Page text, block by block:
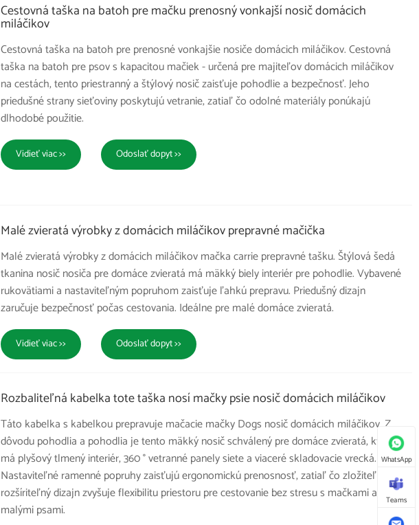
Cestovná taška na batoh pre mačku prenosný vonkajší nosič domácich
miláčikov
Cestovná taška na batoh pre prenosné vonkajšie nosiče domácich miláčikov. Cestovná
taška na batoh pre psov s kapacitou mačiek - určená pre majiteľov domácich miláčikov
na cestách, tento priestranný a štýlový nosič zaisťuje pohodlie a bezpečnosť. Jeho
priedušné strany sieťoviny poskytujú vetranie, zatiaľ čo odolné materiály ponúkajú
dlhodobé použitie.
Vidieť viac >> Odoslať dopyt >>
Malé zvieratá výrobky z domácich miláčikov prepravné mačička
Malé zvieratá výrobky z domácich miláčikov mačka carrie prepravné tašku. Štýlová šedá
tkanina nosič nosiča pre domáce zvieratá má mäkký biely interiér pre pohodlie. Vybavené
rukovätiami a nastaviteľným popruhom zaisťuje ľahkú prepravu. Priedušný dizajn
zaručuje bezpečnosť počas cestovania. Ideálne pre malé domáce zvieratá.
Vidieť viac >> Odoslať dopyt >>
Rozbaliteľná kabelka tote taška nosí mačky psie nosič domácich miláčikov
Táto kabelka s kabelkou prepravuje mačacie mačky Dogs nosič domácich miláčikov. Z
dôvodu pohodlia a pohodlia je tento mäkký nosič schválený pre domáce zvieratá, ktorý
má plyšový tlmený interiér, 360 ° vetranné panely siete a viaceré skladovacie vrecká.
Nastaviteľné ramenné popruhy zaisťujú ergonomickú prenosnosť, zatiaľ čo zložiteľný
rozšíriteľný dizajn zvyšuje flexibilitu priestoru pre cestovanie bez stresu s mačkami alebo
malými psami.
WhatsApp
Teams